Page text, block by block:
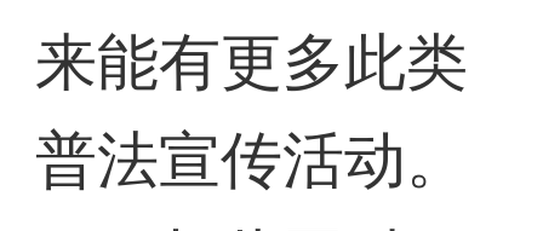
来能有更多此类
普法宣传活动。